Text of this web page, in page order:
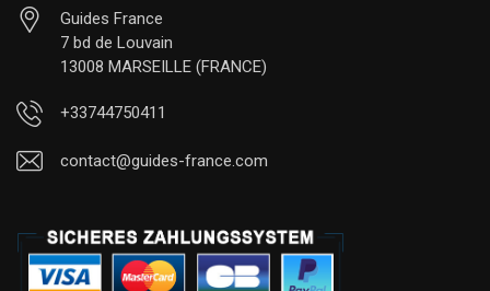
Guides France
7 bd de Louvain
13008 MARSEILLE (FRANCE)
+33744750411
contact@guides-france.com